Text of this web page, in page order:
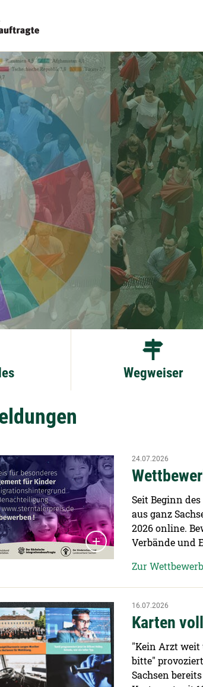
Wegweiser
24.07.2026
Seit Beginn
aus ganz
2026 online.
Verbände und
Zur
Karten
16.07.2026
"Kein Arzt weit
bitte"
Sachsen